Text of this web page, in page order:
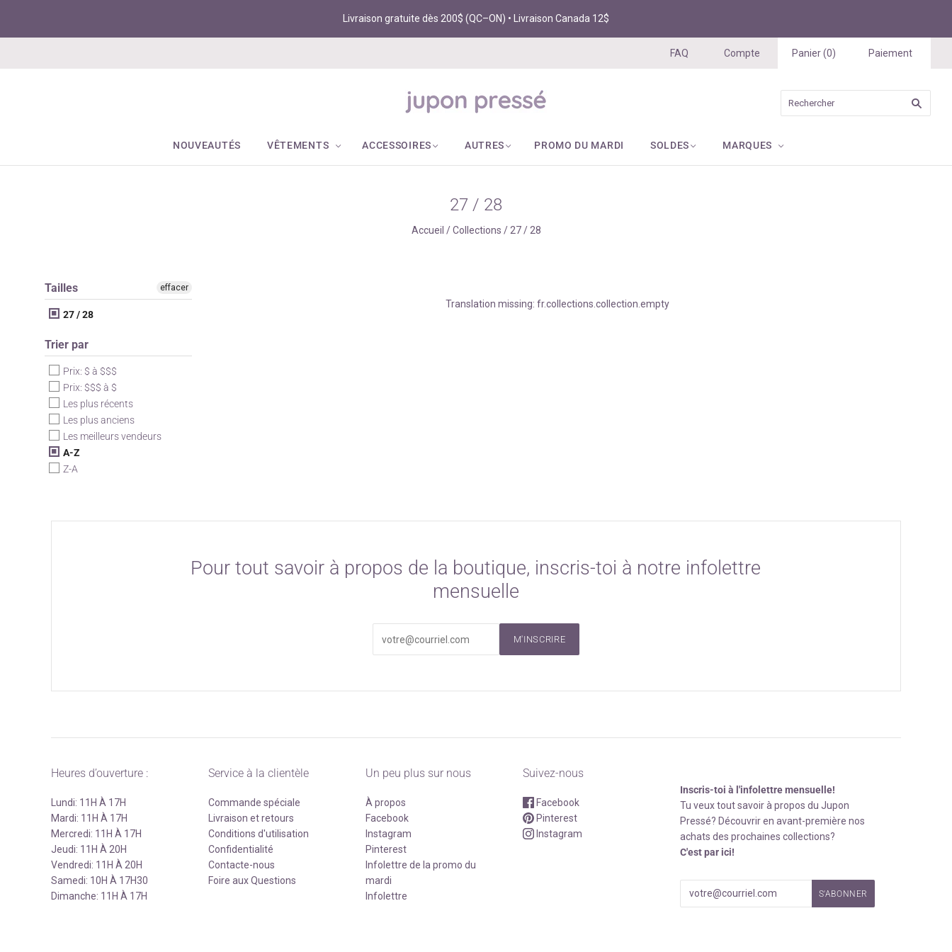
Livraison gratuite dès 200$ (QC–ON) • Livraison Canada 12$
FAQ Compte Panier(0) Paiement
NOUVEAUTÉS VÊTEMENTS ACCESSOIRES AUTRES PROMO DU MARDI SOLDES MARQUES
27 / 28
Accueil / Collections / 27 / 28
Tailles
27 / 28
effacer
Trier par
Prix: $ à $$$
Prix: $$$ à $
Les plus récents
Les plus anciens
Les meilleurs vendeurs
A-Z
Z-A
Translation missing: fr.collections.collection.empty
Pour tout savoir à propos de la boutique, inscris-toi à notre infolettre
mensuelle
M'INSCRIRE
Heures d’ouverture :
Lundi: 11H À 17H
Mardi: 11H À 17H
Mercredi: 11H À 17H
Jeudi: 11H À 20H
Vendredi: 11H À 20H
Samedi: 10H À 17H30
Dimanche: 11H À 17H
Service à la clientèle
Commande spéciale
Livraison et retours
Conditions d'utilisation
Confidentialité
Contacte-nous
Foire aux Questions
Un peu plus sur nous
À propos
Facebook
Instagram
Pinterest
Infolettre de la promo du
mardi
Infolettre
Suivez-nous
Facebook
Pinterest
Instagram
Inscris-toi à l'infolettre mensuelle!
Tu veux tout savoir à propos du Jupon
Pressé? Découvrir en avant-première nos
achats des prochaines collections?
C'est par ici!